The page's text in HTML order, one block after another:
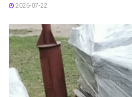
2026-07-22